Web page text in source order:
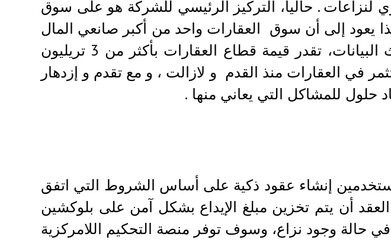
لنزاعات . حاليا، التركيز الرئيسي للشركة هو على سوق
يعود إلى أن سوق العقارات واحد من أكبر صانعي المال
على مر العصور. ووفقا لأحدث البيانات، تقدر قيمة قطاع العقارات بأكثر من 3 تريليون
في العقارات منذ القدم و لازالت ، و مع تقدم و إزدهار
حلول للمشاكل التي يعاني منها .
إنشاء عقود ذكية على أساس الشروط التي اتفق
أن يتم تخزين مبلغ الإيداع بشكل آمن على بلوكشين
حالة وجود نزاع، وسوف توفر منصة التحكيم اللامركزية